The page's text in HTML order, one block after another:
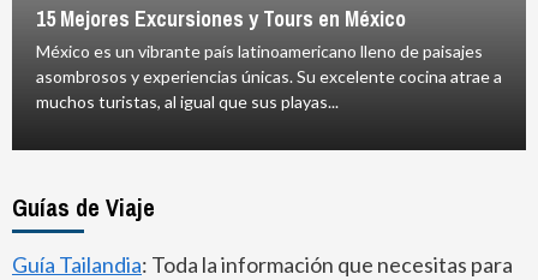
15 Mejores Excursiones y Tours en México
México es un vibrante país latinoamericano lleno de paisajes
asombrosos y experiencias únicas. Su excelente cocina atrae a
muchos turistas, al igual que sus playas...
Guías de Viaje
Guía Tailandia: Toda la información que necesitas para